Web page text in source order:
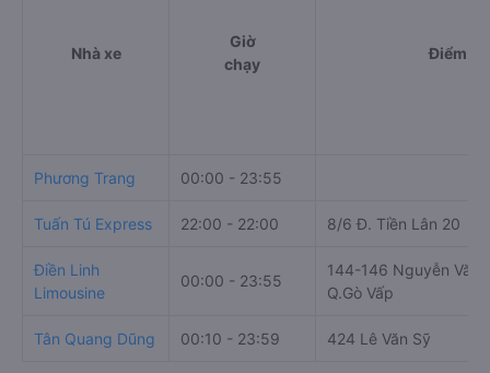
Nhà xe
Giờ
chạy
Điểm đi
Phương Trang 00:00 - 23:55
Tuấn Tú Express 22:00 - 22:00 8/6 Đ. Tiền Lân 20
Điền Linh
Limousine
00:00 - 23:55
144-146 Nguyễn Văn
Q.Gò Vấp
Tân Quang Dũng 00:10 - 23:59 424 Lê Văn Sỹ